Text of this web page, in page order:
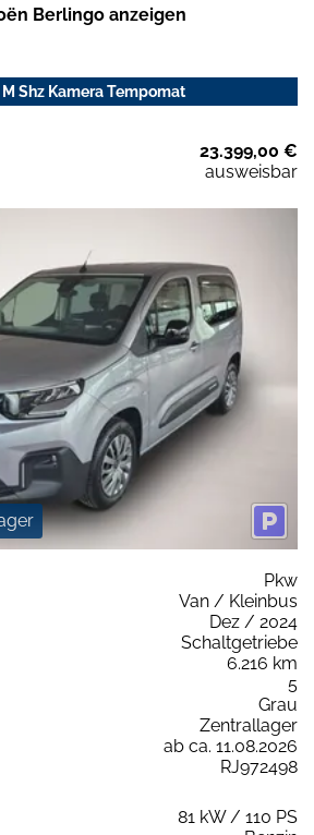
Berlingo anzeigen
Shz Kamera Tempomat
23.399,00 €
ausweisbar
Pkw
Van / Kleinbus
Dez / 2024
Schaltgetriebe
6.216 km
5
Grau
Zentrallager
ab ca. 11.08.2026
RJ972498
81 kW / 110 PS